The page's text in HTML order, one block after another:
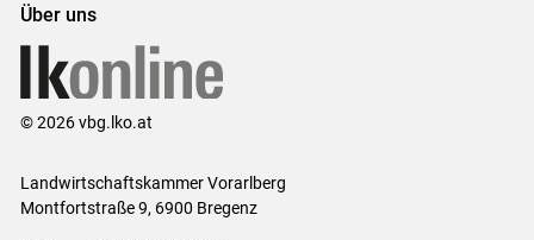
Über uns
© 2026 vbg.lko.at
Landwirtschaftskammer Vorarlberg
Montfortstraße 9, 6900 Bregenz